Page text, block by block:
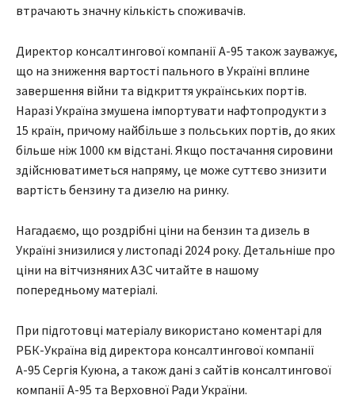
втрачають значну кількість споживачів.
Директор консалтингової компанії А-95 також зауважує,
що на зниження вартості пального в Україні вплине
завершення війни та відкриття українських портів.
Наразі Україна змушена імпортувати нафтопродукти з
15 країн, причому найбільше з польських портів, до яких
більше ніж 1000 км відстані. Якщо постачання сировини
здійснюватиметься напряму, це може суттєво знизити
вартість бензину та дизелю на ринку.
Нагадаємо, що роздрібні ціни на бензин та дизель в
Україні знизилися у листопаді 2024 року. Детальніше про
ціни на вітчизняних АЗС читайте в нашому
попередньому матеріалі.
При підготовці матеріалу використано коментарі для
РБК-Україна від директора консалтингової компанії
А-95 Сергія Куюна, а також дані з сайтів консалтингової
компанії А-95 та Верховної Ради України.